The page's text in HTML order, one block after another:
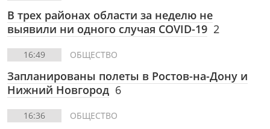
В трех районах области за неделю не
выявили ни одного случая COVID-19 2
16:49 ОБЩЕСТВО
Запланированы полеты в Ростов-на-Дону и
Нижний Новгород 6
16:36 ОБЩЕСТВО